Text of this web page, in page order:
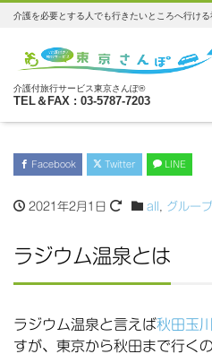
介護を必要とする人でも行きたいところへ行ける
介護付旅行サービス東京さんぽ®
TEL＆FAX : 03-5787-7203
Facebook Twitter LINE
2021年2月1日 all グルー
ラジウム温泉とは
ラジウム温泉と言えば秋田玉
すが、東京から秋田まで行くの